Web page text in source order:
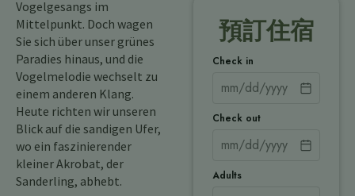
Vogelgesangs im
Mittelpunkt. Doch wagen
Sie sich über unser grünes
Paradies hinaus, und die
Vogelmelodie wechselt zu
einem anderen Klang.
Heute richten wir unseren
Blick auf die sandigen Ufer,
wo ein faszinierender
kleiner Akrobat, der
Sanderling, abhebt.
預訂住宿
Check in
Check out
Adults